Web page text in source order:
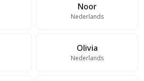
Noor
Nederlands
Olivia
Nederlands